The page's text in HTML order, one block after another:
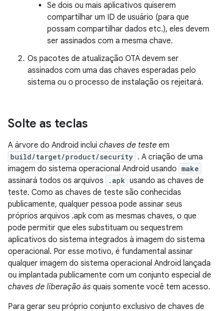
Se dois ou mais aplicativos quiserem
compartilhar um ID de usuário (para que
possam compartilhar dados etc.), eles devem
ser assinados com a mesma chave.
Os pacotes de atualização OTA devem ser
assinados com uma das chaves esperadas pelo
sistema ou o processo de instalação os rejeitará.
Solte as teclas
A árvore do Android inclui chaves de teste em
build/target/product/security . A criação de uma
imagem do sistema operacional Android usando make
assinará todos os arquivos .apk usando as chaves de
teste. Como as chaves de teste são conhecidas
publicamente, qualquer pessoa pode assinar seus
próprios arquivos .apk com as mesmas chaves, o que
pode permitir que eles substituam ou sequestrem
aplicativos do sistema integrados à imagem do sistema
operacional. Por esse motivo, é fundamental assinar
qualquer imagem do sistema operacional Android lançada
ou implantada publicamente com um conjunto especial de
chaves de liberação às quais somente você tem acesso.
Para gerar seu próprio conjunto exclusivo de chaves de